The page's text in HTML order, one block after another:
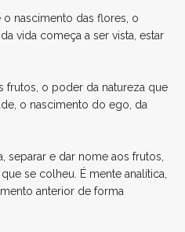
o nascimento das flores, o
vida começa a ser vista, estar
frutos, o poder da natureza que
o nascimento do ego, da
separar e dar nome aos frutos,
se colheu. É mente analítica,
anterior de forma